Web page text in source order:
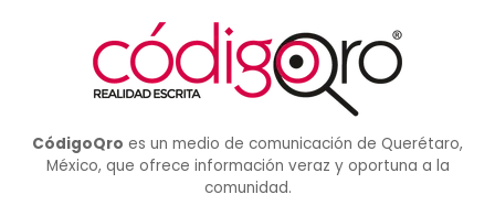
CódigoQro es un medio de comunicación de Querétaro,
México, que ofrece información veraz y oportuna a la
comunidad.